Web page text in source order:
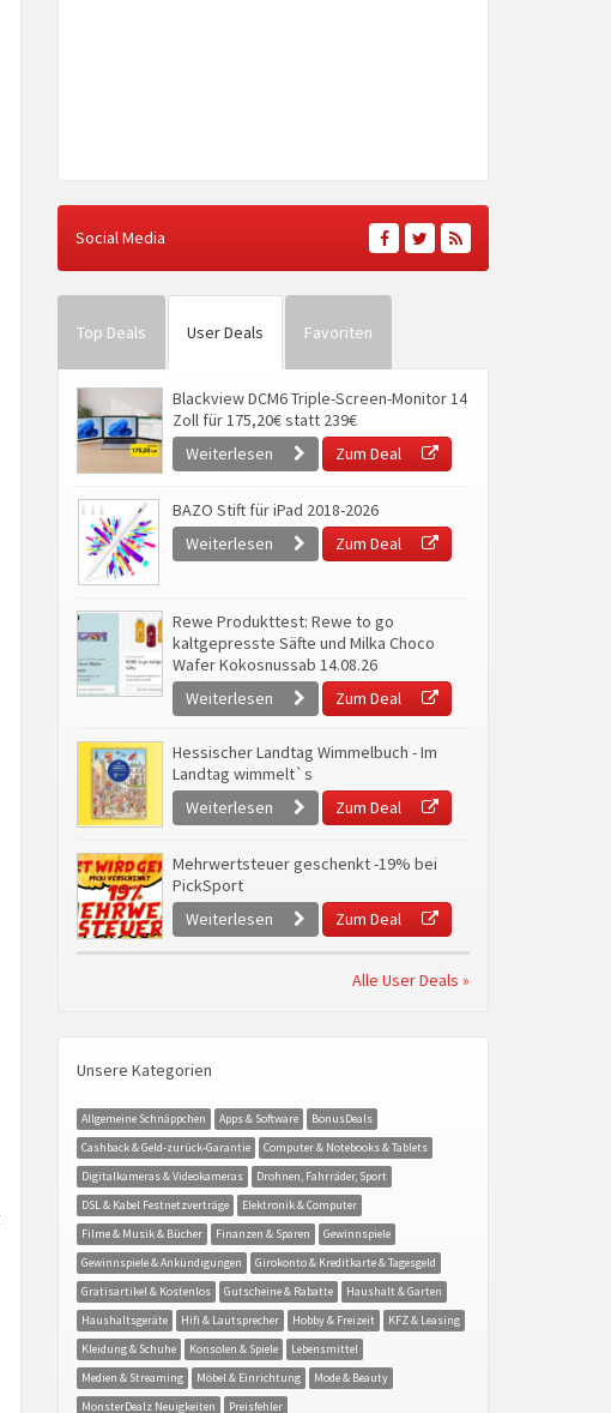
Social Media
Top Deals User Deals Favoriten
Blackview DCM6 Triple-Screen-Monitor 14
Zoll für 175,20€ statt 239€
Weiterlesen
Zum Deal
BAZO Stift für iPad 2018-2026
Weiterlesen
Zum Deal
Rewe Produkttest: Rewe to go
kaltgepresste Säfte und Milka Choco
Wafer Kokosnussab 14.08.26
Weiterlesen
Zum Deal
Hessischer Landtag Wimmelbuch - Im
Landtag wimmelt`s
Weiterlesen
Zum Deal
Mehrwertsteuer geschenkt -19% bei
PickSport
Weiterlesen
Zum Deal
Alle User Deals »
Unsere Kategorien
Allgemeine Schnäppchen Apps & Software
BonusDeals
Cashback & Geld-zurück-Garantie
Computer & Notebooks & Tablets
Digitalkameras & Videokameras
Drohnen, Fahrräder, Sport
DSL & Kabel Festnetzverträge
Elektronik & Computer
Filme & Musik & Bücher
Finanzen & Sparen
Gewinnspiele
Gewinnspiele & Ankündigungen
Girokonto & Kreditkarte & Tagesgeld
Gratisartikel & Kostenlos
Gutscheine & Rabatte
Haushalt & Garten
Haushaltsgeräte
Hifi & Lautsprecher Hobby & Freizeit
KFZ & Leasing
Kleidung & Schuhe
Konsolen & Spiele
Lebensmittel
Medien & Streaming
Möbel & Einrichtung
Mode & Beauty
MonsterDealz Neuigkeiten
Preisfehler